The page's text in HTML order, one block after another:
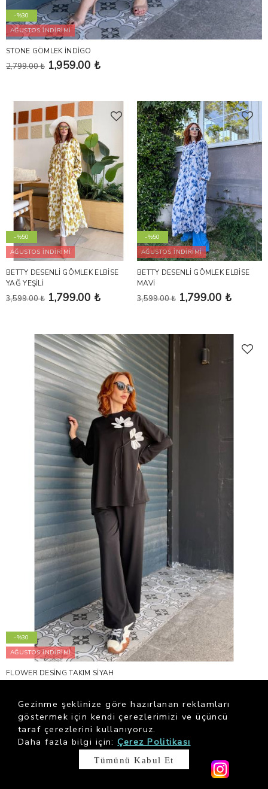
-%30
AĞUSTOS İNDİRİMİ
STONE GÖMLEK İNDİGO
2,799.00 ₺ 1,959.00 ₺
-%50
AĞUSTOS İNDİRİMİ
BETTY DESENLİ GÖMLEK ELBİSE
YAĞ YEŞİLİ
3,599.00 ₺ 1,799.00 ₺
-%50
AĞUSTOS İNDİRİMİ
BETTY DESENLİ GÖMLEK ELBİSE
MAVİ
3,599.00 ₺ 1,799.00 ₺
-%30
AĞUSTOS İNDİRİMİ
FLOWER DESİNG TAKIM SİYAH
Gezinme şeklinize göre hazırlanan reklamları
göstermek için kendi çerezlerimizi ve üçüncü
taraf çerezlerini kullanıyoruz.
Daha fazla bilgi için: Çerez Politikası
Tümünü Kabul Et